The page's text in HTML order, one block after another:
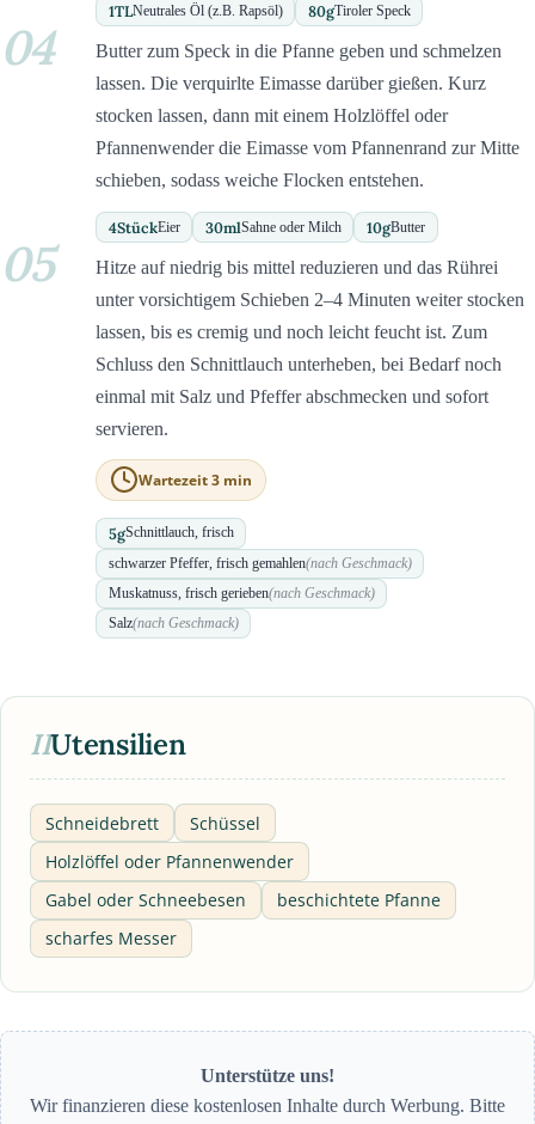
1TLNeutrales Öl (z.B. Rapsöl) 80gTiroler Speck
04
Butter zum Speck in die Pfanne geben und schmelzen
lassen. Die verquirlte Eimasse darüber gießen. Kurz
stocken lassen, dann mit einem Holzlöffel oder
Pfannenwender die Eimasse vom Pfannenrand zur Mitte
schieben, sodass weiche Flocken entstehen.
4StückEier 30mlSahne oder Milch 10gButter
05
Hitze auf niedrig bis mittel reduzieren und das Rührei
unter vorsichtigem Schieben 2–4 Minuten weiter stocken
lassen, bis es cremig und noch leicht feucht ist. Zum
Schluss den Schnittlauch unterheben, bei Bedarf noch
einmal mit Salz und Pfeffer abschmecken und sofort
servieren.
Wartezeit 3 min
5gSchnittlauch, frisch
schwarzer Pfeffer, frisch gemahlen(nach Geschmack)
Muskatnuss, frisch gerieben(nach Geschmack)
Salz(nach Geschmack)
IIUtensilien
Schneidebrett
Schüssel
Holzlöffel oder Pfannenwender
Gabel oder Schneebesen
beschichtete Pfanne
scharfes Messer
Unterstütze uns!
Wir finanzieren diese kostenlosen Inhalte durch Werbung. Bitte